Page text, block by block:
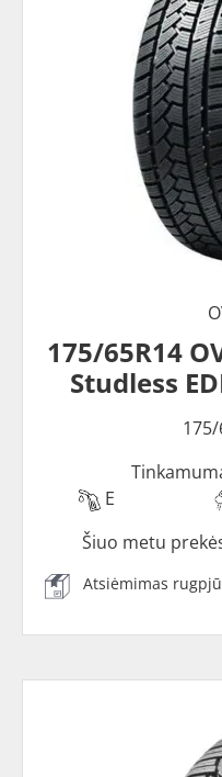
175/65R14
Studless
175/
E
Šiuo metu
Atsiėmimas